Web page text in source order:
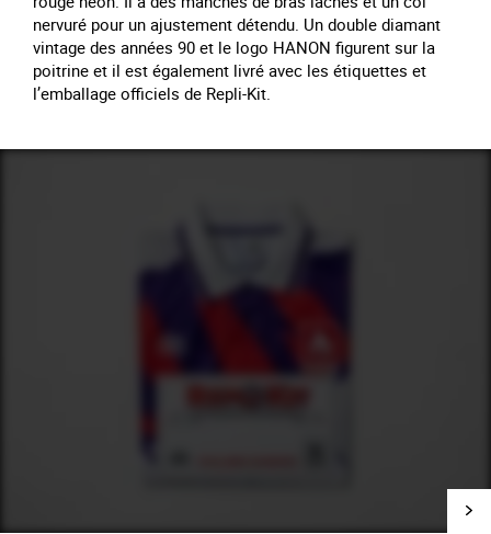
nervuré pour un ajustement détendu. Un double diamant
vintage des années 90 et le logo HANON figurent sur la
poitrine et il est également livré avec les étiquettes et
l’emballage officiels de Repli-Kit.